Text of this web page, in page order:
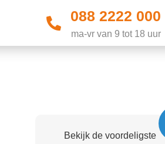
088 2222 000
ma-vr van 9 tot 18 uur
Bekijk de voordeligste